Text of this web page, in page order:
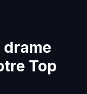
Top